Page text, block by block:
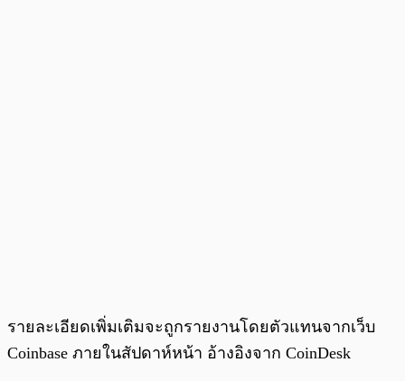
รายละเอียดเพิ่มเติมจะถูกรายงานโดยตัวแทนจากเว็บ
Coinbase ภายในสัปดาห์หน้า อ้างอิงจาก CoinDesk